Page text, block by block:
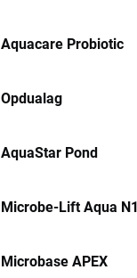
Aquacare Probiotic
Opdualag
AquaStar Pond
Microbe-Lift Aqua N1
Microbase APEX